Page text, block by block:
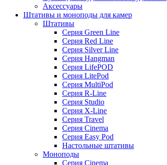
Аксессуары
Штативы и моноподы для камер
Штативы
Серия Green Line
Серия Red Line
Серия Silver Line
Серия Hangman
Серия LifePOD
Серия LitePod
Серия MultiPod
Серия R-Line
Серия Studio
Серия X-Line
Серия Travel
Серия Cinema
Серия Easy Pod
Настольные штативы
Моноподы
Серия Cinema